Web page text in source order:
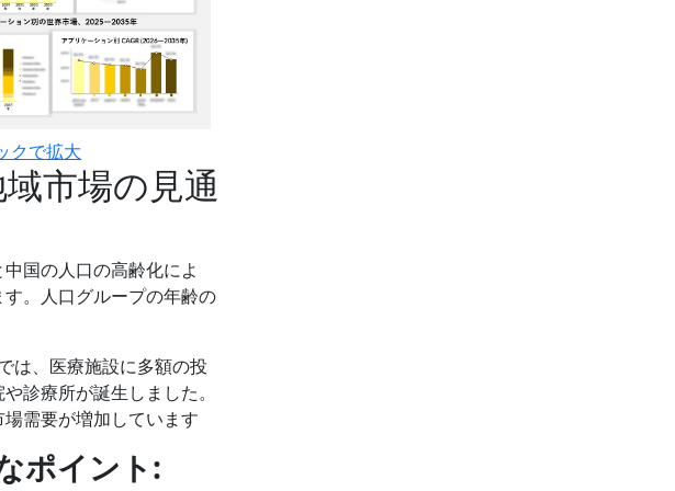
クで拡大
市場の見通
国の人口の高齢化によ
。人口グループの年齢の
は、医療施設に多額の投
診療所が誕生しました。
需要が増加しています
ポイント: